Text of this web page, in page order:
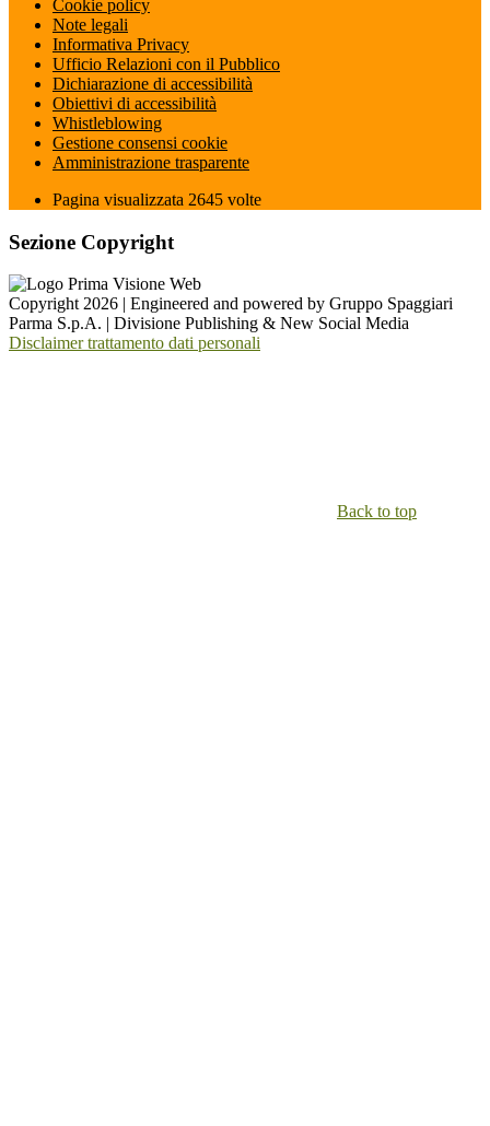
Cookie policy
Note legali
Informativa Privacy
Ufficio Relazioni con il Pubblico
Dichiarazione di accessibilità
Obiettivi di accessibilità
Whistleblowing
Gestione consensi cookie
Amministrazione trasparente
Pagina visualizzata 2645 volte
Sezione Copyright
Copyright 2026 | Engineered and powered by Gruppo Spaggiari
Parma S.p.A. | Divisione Publishing & New Social Media
Disclaimer trattamento dati personali
Back to top